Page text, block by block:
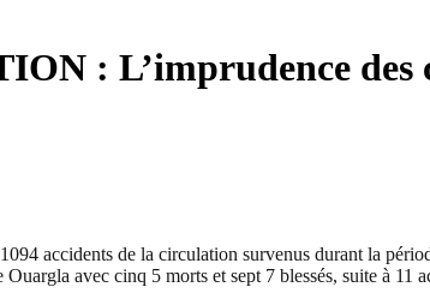
: L’imprudence des
accidents de la circulation survenus durant la
avec cinq 5 morts et sept 7 blessés, suite à 11